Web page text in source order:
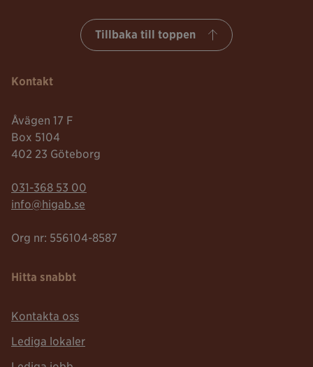
Tillbaka till toppen
Kontakt
Åvägen 17 F
Box 5104
402 23 Göteborg
Telefonnummer:
031-368 53 00
Mailadress:
info@higab.se
Org nr: 556104-8587
Hitta snabbt
Kontakta oss
Lediga lokaler